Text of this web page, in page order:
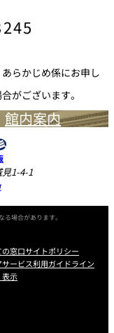
らかじめ係にお申し
がございます。
館内案内
1-4-1
場合があります。
窓口サイトポリシー
ービス利用ガイドライン
表示